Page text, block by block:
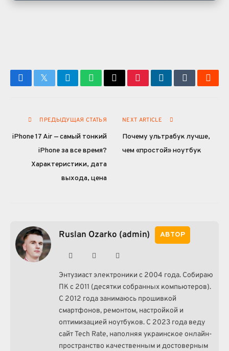
FacebookTwitterTelegramWhatsApp
EmailPinterestLinkedInTumblr
ПРЕДЫДУЩАЯ СТАТЬЯ
iPhone 17 Air — самый тонкий
iPhone за все время?
Характеристики, дата
выхода, цена
NEXT ARTICLE
Почему ультрабук лучше,
чем «простой» ноутбук
Ruslan Ozarko (admin) АВТОР
Website Facebook
Энтузиаст электроники с 2004 года. Собираю
ПК с 2011 (десятки собранных компьютеров).
С 2012 года занимаюсь прошивкой
смартфонов, ремонтом, настройкой и
оптимизацией ноутбуков. С 2023 года веду
сайт Tech Rate, наполняя украинское онлайн-
пространство качественным и достоверным